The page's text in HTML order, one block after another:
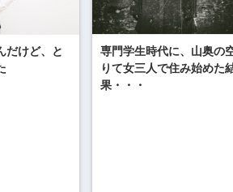
だけど、と
専門学生時代に、山奥の
りて女三人で住み始めた
果・・・